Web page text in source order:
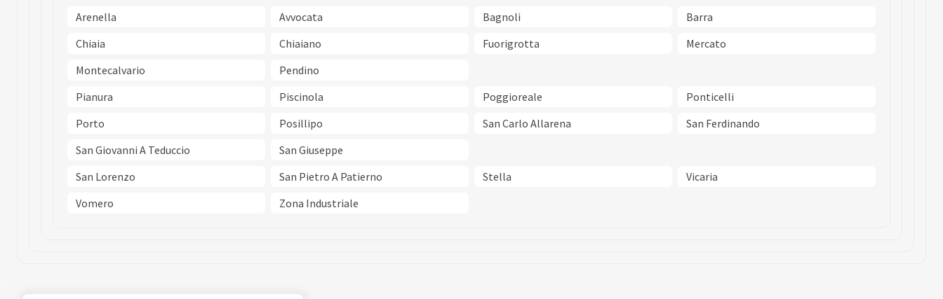
Arenella Avvocata Bagnoli
Barra
Chiaia
Chiaiano Fuorigrotta
Mercato
Montecalvario
Pendino
Pianura
Piscinola Poggioreale
Ponticelli
Porto
Posillipo San Carlo Allarena
San Ferdinando
San Giovanni A Teduccio
San Giuseppe
San Lorenzo
San Pietro A Patierno Stella
Vicaria
Vomero
Zona Industriale